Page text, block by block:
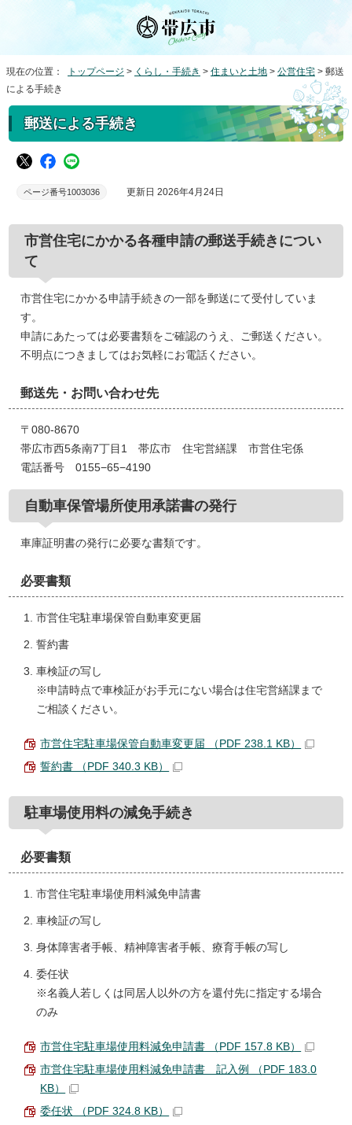
現在の位置： トップページ > くらし・手続き > 住まいと土地 > 公営住宅 > 郵送
による手続き
郵送による手続き
ページ番号1003036 更新日 2026年4月24日
市営住宅にかかる各種申請の郵送手続きについ
て
市営住宅にかかる申請手続きの一部を郵送にて受付していま
す。
申請にあたっては必要書類をご確認のうえ、ご郵送ください。
不明点につきましてはお気軽にお電話ください。
郵送先・お問い合わせ先
〒080-8670
帯広市西5条南7丁目1 帯広市 住宅営繕課 市営住宅係
電話番号 0155−65−4190
自動車保管場所使用承諾書の発行
車庫証明書の発行に必要な書類です。
必要書類
市営住宅駐車場保管自動車変更届
誓約書
車検証の写し
※申請時点で車検証がお手元にない場合は住宅営繕課まで
ご相談ください。
市営住宅駐車場保管自動車変更届 （PDF 238.1 KB）
誓約書 （PDF 340.3 KB）
駐車場使用料の減免手続き
必要書類
市営住宅駐車場使用料減免申請書
車検証の写し
身体障害者手帳、精神障害者手帳、療育手帳の写し
委任状
※名義人若しくは同居人以外の方を還付先に指定する場合
のみ
市営住宅駐車場使用料減免申請書 （PDF 157.8 KB）
市営住宅駐車場使用料減免申請書 記入例 （PDF 183.0
KB）
委任状 （PDF 324.8 KB）